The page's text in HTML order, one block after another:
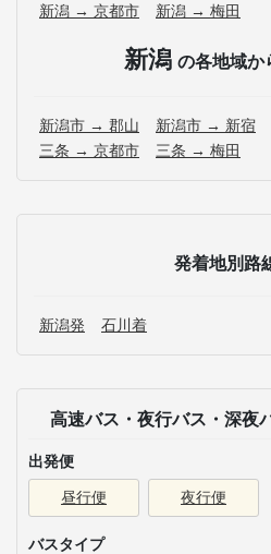
新潟 → 京都市
新潟 → 梅田
新潟 の各地域か
新潟市 → 郡山 新潟市 → 新宿
三条 → 京都市
三条 → 梅田
発着地別路
新潟発 石川着
高速バス・夜行バス・深夜
出発便
昼行便 夜行便
バスタイプ